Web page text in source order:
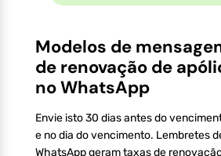
Modelos de
de renovação de
no WhatsApp
Envie isto 30 dias antes do
e no dia do vencimento. Lembretes
WhatsApp geram taxas de